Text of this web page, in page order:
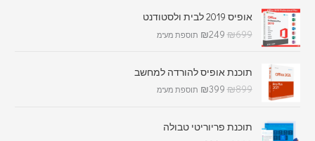
אופיס 2019 לבית ולסטודנט
₪699
₪249 תוספת מע"מ
תוכנת אופיס להורדה למחשב
₪899
₪399 תוספת מע"מ
תוכנת פריוריטי טבולה